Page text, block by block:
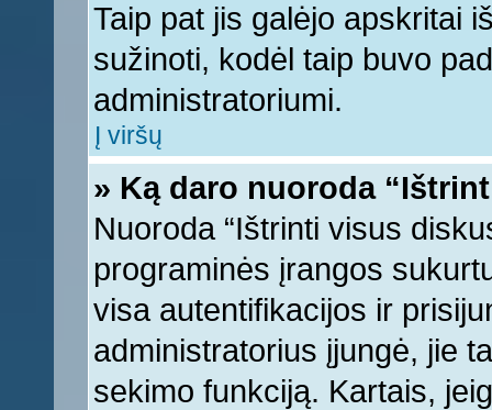
Taip pat jis galėjo apskritai
sužinoti, kodėl taip buvo
administratoriumi.
Į viršų
» Ką daro nuoroda
Nuoroda “Ištrinti visus
programinės įrangos
visa autentifikacijos ir
administratorius įjungė, jie
sekimo funkciją. Kartais,